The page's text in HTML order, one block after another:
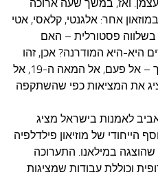
ואז, במשך שעה ארוכה
אחר: אלגנטי, קלאסי, אטי
בשלווה פסטורלית – האם
היא-היא המודרנה? אכן, זהו
סוג של קפיצת-דרך לכיוון ההפוך – אל פעם, אל המאה ה-19, אל
את המציאות כפי שהשתקפה
לאמנות בישראל מציג
הייחודי של מוזיאון פילדלפיה
במילאנו. התערוכה
וכוללת עבודות שמציגות